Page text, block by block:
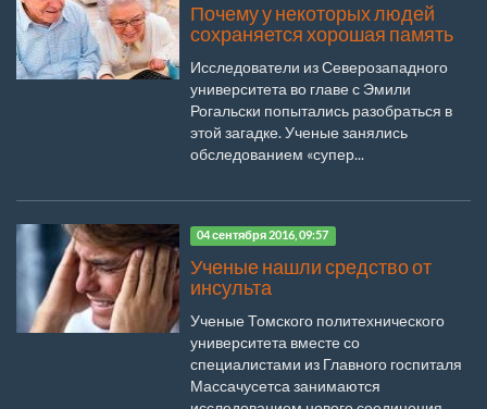
Почему у некоторых людей
сохраняется хорошая память
Исследователи из Северозападного
университета во главе с Эмили
Рогальски попытались разобраться в
этой загадке. Ученые занялись
обследованием «супер...
04 сентября 2016, 09:57
Ученые нашли средство от
инсульта
Ученые Томского политехнического
университета вместе со
специалистами из Главного госпиталя
Массачусетса занимаются